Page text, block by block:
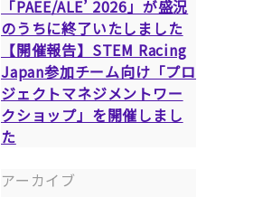
「PAEE/ALE’ 2026」が盛況
のうちに終了いたしました
【開催報告】STEM Racing
Japan参加チーム向け「プロ
ジェクトマネジメントワー
クショップ」を開催しまし
た
アーカイブ